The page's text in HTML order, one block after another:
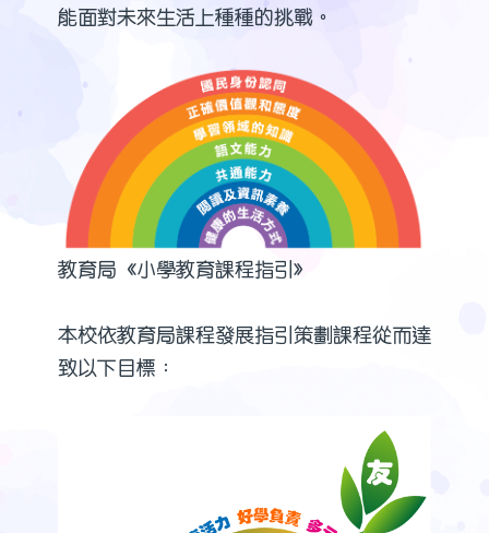
能面對未來生活上種種的挑戰。
教育局《小學教育課程指引》
本校依教育局課程發展指引策劃課程從而達
致以下目標：